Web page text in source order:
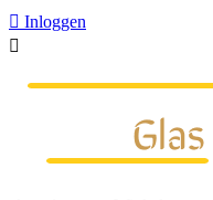
 Inloggen
